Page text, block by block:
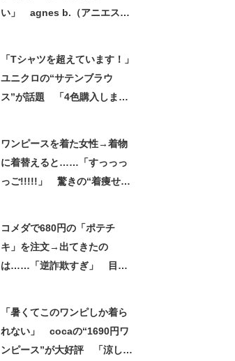
い」 agnes b.（アニエスべ
「Tシャツを超えています！」
ユニクロの“サテンブラウ
ス”が話題 「4色購入しまし
ワンピースを着た女性→着物
に着替えると……「すっっっ
っご!!!!!」 驚きの“着痩せ
コメダで680円の「ポテチ
キ」を注文→出てきたの
は……「逆詐欺すぎ」 目を
「暑くてこのワンピしか着ら
れない」 cocaの“1690円ワ
ンピース”が大好評 「涼しく